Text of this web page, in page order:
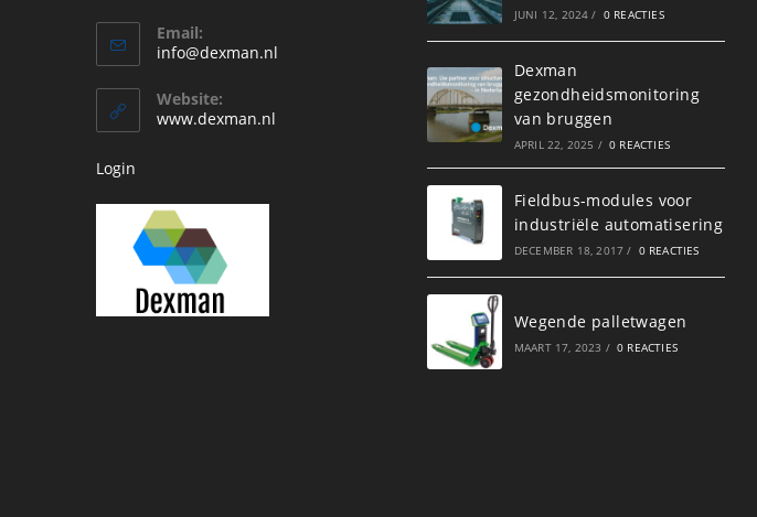
in
je
toepassing
Email:
info@dexman.nl
Website:
www.dexman.nl
Login
JUNI 12, 2024 / 0 REACTIES
Dexman
gezondheidsmonitoring
van bruggen
APRIL 22, 2025 / 0 REACTIES
Fieldbus-modules voor
industriële automatisering
DECEMBER 18, 2017 / 0 REACTIES
Wegende palletwagen
MAART 17, 2023 / 0 REACTIES